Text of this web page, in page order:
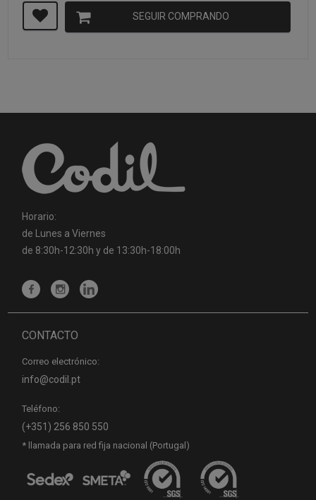
SEGUIR COMPRANDO
Horario:
de Lunes a Viernes
de 8:30h-12:30h y de 13:30h-18:00h
CONTACTO
Correo electrónico:
info@codil.pt
Teléfono:
(+351) 256 850 550
* llamada para red fija nacional (Portugal)